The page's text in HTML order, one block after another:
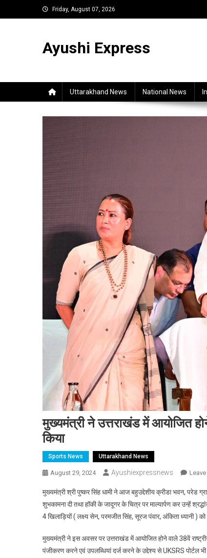
to
Friday, August 07, 2026
Ayushi Express
Uttarakhand News National News
मुख्यमंत्री ने उत्तराखंड में आयोजित
किया
Sports News Uttarakhand News
August 29, 2024 Ayushiexpressnews
मुख्यमंत्री श्री पुष्कर सिंह धामी ने आज बहुउद्देशीय क्रीडा भवन, परेड
शुभकामना दी तथा हॉकी के जादूगर के चित्र पर माल्यार्पण कर उन्हें
4 खिलाड़ियों ( लक्ष्य सेन, परमजीत सिंह, सूरज पंवार, अंकिता ध्यानी )
मुख्यमंत्री ने इस अवसर पर उत्तराखंड में आयोजित होने वाले 38वें
पंजीकरण करने एवं उपलब्धियां दर्ज करने के उद्देश्य से UKSRS पोर्टल